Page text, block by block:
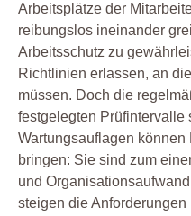
Arbeitsplätze der
reibungslos ineinander
Arbeitsschutz zu
Richtlinien erlassen, an
müssen. Doch die
festgelegten Prüfintervalle
Wartungsauflagen
bringen: Sie sind zum
und
steigen die